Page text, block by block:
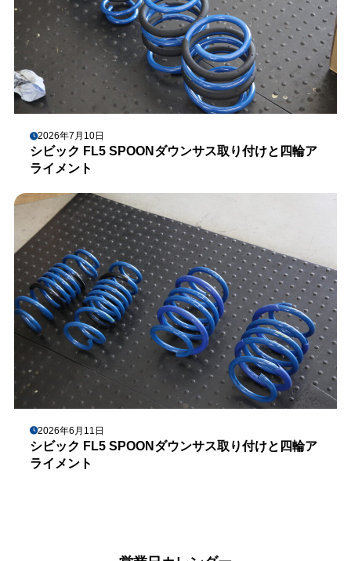
2026年7月10日
シビック FL5 SPOONダウンサス取り付けと四輪ア
ライメント
2026年6月11日
シビック FL5 SPOONダウンサス取り付けと四輪ア
ライメント